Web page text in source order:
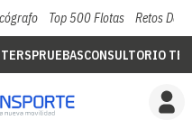
Top 500 Flotas Retos Del
PRUEBASCONSULTORIO